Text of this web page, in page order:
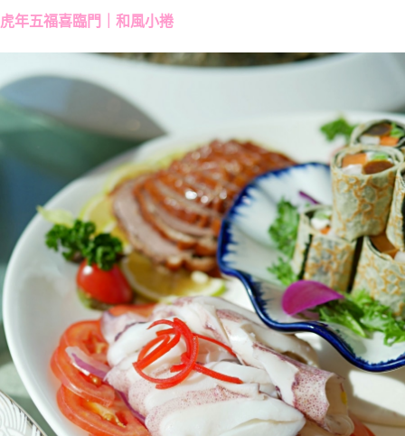
虎年五福喜臨門｜和風小捲